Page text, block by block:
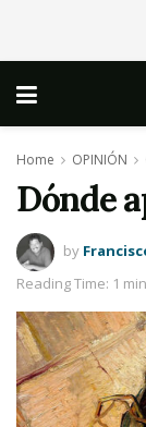
Home OPINIÓN
Dónde
by
Reading Time: 1